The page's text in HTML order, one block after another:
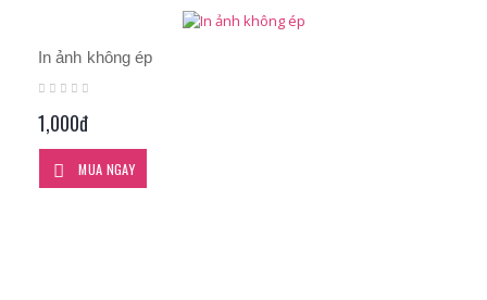
In ảnh không ép
1,000đ
MUA NGAY